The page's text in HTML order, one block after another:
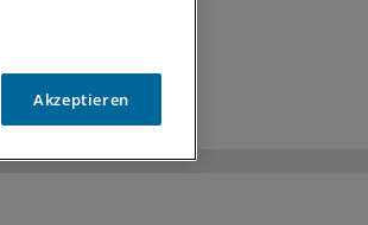
Akzeptieren